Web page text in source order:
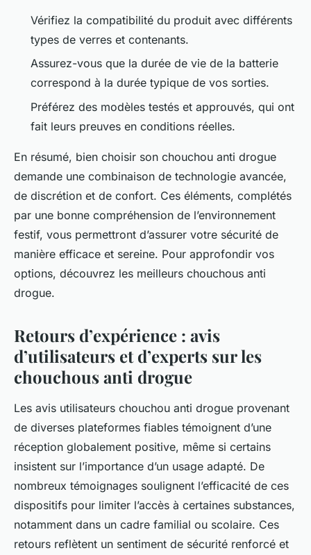
Vérifiez la compatibilité du produit avec différents
types de verres et contenants.
Assurez-vous que la durée de vie de la batterie
correspond à la durée typique de vos sorties.
Préférez des modèles testés et approuvés, qui ont
fait leurs preuves en conditions réelles.
En résumé, bien choisir son chouchou anti drogue
demande une combinaison de technologie avancée,
de discrétion et de confort. Ces éléments, complétés
par une bonne compréhension de l’environnement
festif, vous permettront d’assurer votre sécurité de
manière efficace et sereine. Pour approfondir vos
options, découvrez les meilleurs chouchous anti
drogue.
Retours d’expérience : avis
d’utilisateurs et d’experts sur les
chouchous anti drogue
Les avis utilisateurs chouchou anti drogue provenant
de diverses plateformes fiables témoignent d’une
réception globalement positive, même si certains
insistent sur l’importance d’un usage adapté. De
nombreux témoignages soulignent l’efficacité de ces
dispositifs pour limiter l’accès à certaines substances,
notamment dans un cadre familial ou scolaire. Ces
retours reflètent un sentiment de sécurité renforcé et